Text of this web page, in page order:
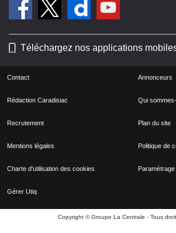
Téléchargez nos applications
Contact Annonceurs
Rédaction Caradisiac Qui
Recrutement Plan du site
Mentions légales Politique de
Charte d'utilisation des cookies
Gérer Utiq
Copyright © Groupe La Centrale - Tous